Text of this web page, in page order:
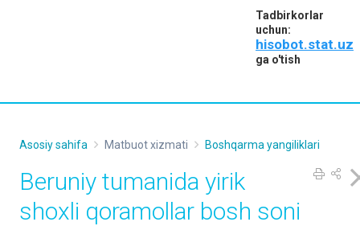
Tadbirkorlar
uchun:
hisobot.stat.uz
ga o'tish
Asosiy sahifa Matbuot xizmati Boshqarma yangiliklari
Beruniy tumanida yirik
shoxli qoramollar bosh soni